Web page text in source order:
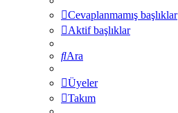
Cevaplanmamış başlıklar
Aktif başlıklar
Ara
Üyeler
Takım